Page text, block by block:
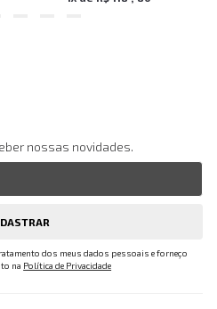
nossas novidades.
dos meus dados pessoais e forneço
na Política de Privacidade